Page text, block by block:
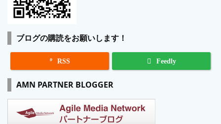
ブログの購読をお願いします！
 RSS Feedly
AMN PARTNER BLOGGER